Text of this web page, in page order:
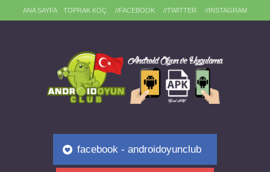
ANA SAYFA TOPRAK KOÇ //FACEBOOK //TWITTER //INSTAGRAM
facebook - androidoyunclub